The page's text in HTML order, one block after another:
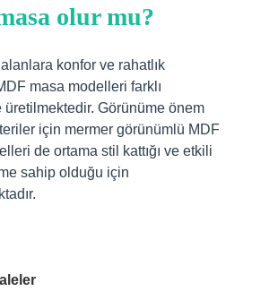
olur mu?
konfor ve rahatlık
masa modelleri farklı
Görünüme önem
için mermer görünümlü MDF
de ortama stil kattığı ve etkili
sahip olduğu için